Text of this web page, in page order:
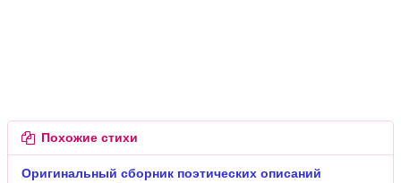
Похожие стихи
Оригинальный сборник поэтических описаний